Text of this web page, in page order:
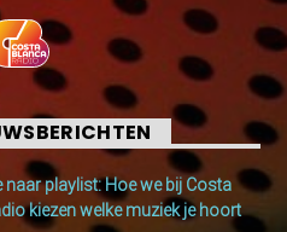
naar playlist: Hoe we bij Costa
kiezen welke muziek je hoort